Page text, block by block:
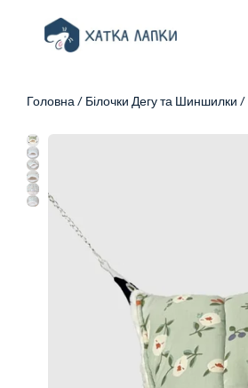
Головна/Білочки Дегу та Шиншилки/